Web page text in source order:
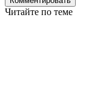
Читайте по теме